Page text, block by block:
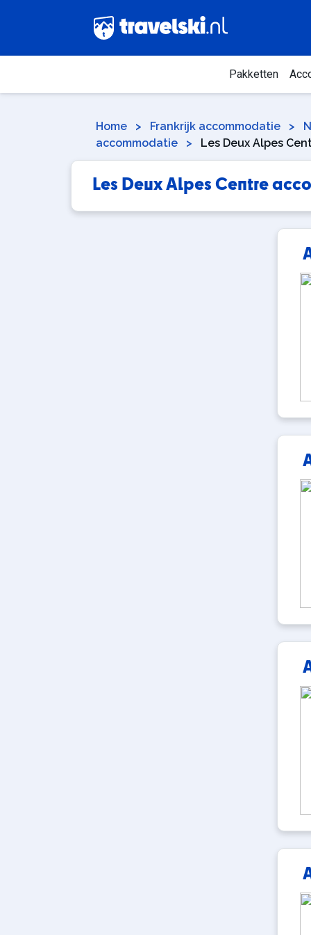
Pakketten
Home > Frankrijk accommodatie >
accommodatie
> Les Deux Alpes
Les Deux Alpes Centre